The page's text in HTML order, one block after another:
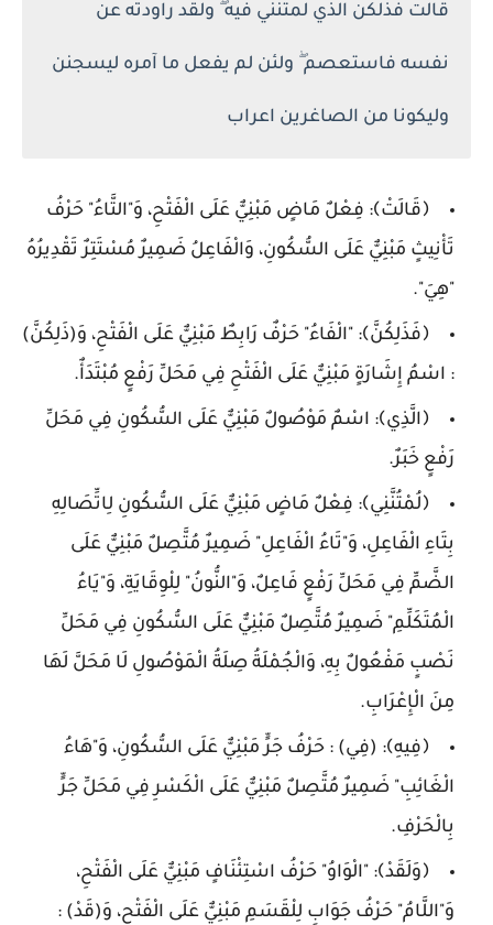
قالت فذٰلكن الذي لمتنني فيه ۖ ولقد راودته عن
نفسه فاستعصم ۖ ولئن لم يفعل ما آمره ليسجنن
وليكونا من الصاغرين اعراب
﴿قَالَتْ﴾: فِعْلٌ مَاضٍ مَبْنِيٌّ عَلَى الْفَتْحِ، وَ"التَّاءُ" حَرْفُ
تَأْنِيثٍ مَبْنِيٌّ عَلَى السُّكُونِ، وَالْفَاعِلُ ضَمِيرٌ مُسْتَتِرٌ تَقْدِيرُهُ
"هِيَ".
﴿فَذَلِكُنَّ﴾: "الْفَاءُ" حَرْفٌ رَابِطٌ مَبْنِيٌّ عَلَى الْفَتْحِ، وَ(ذَلِكُنَّ)
: اسْمُ إِشَارَةٍ مَبْنِيٌّ عَلَى الْفَتْحِ فِي مَحَلِّ رَفْعٍ مُبْتَدَأٌ.
﴿الَّذِي﴾: اسْمٌ مَوْصُولٌ مَبْنِيٌّ عَلَى السُّكُونِ فِي مَحَلِّ
رَفْعٍ خَبَرٌ.
﴿لُمْتُنَّنِي﴾: فِعْلٌ مَاضٍ مَبْنِيٌّ عَلَى السُّكُونِ لِاتِّصَالِهِ
بِتَاءِ الْفَاعِلِ، وَ"تَاءُ الْفَاعِلِ" ضَمِيرٌ مُتَّصِلٌ مَبْنِيٌّ عَلَى
الضَّمِّ فِي مَحَلِّ رَفْعٍ فَاعِلٌ، وَ"النُّونُ" لِلْوِقَايَةِ، وَ"يَاءُ
الْمُتَكَلِّمِ" ضَمِيرٌ مُتَّصِلٌ مَبْنِيٌّ عَلَى السُّكُونِ فِي مَحَلِّ
نَصْبٍ مَفْعُولٌ بِهِ، وَالْجُمْلَةُ صِلَةُ الْمَوْصُولِ لَا مَحَلَّ لَهَا
مِنَ الْإِعْرَابِ.
﴿فِيهِ﴾: (فِي) : حَرْفُ جَرٍّ مَبْنِيٌّ عَلَى السُّكُونِ، وَ"هَاءُ
الْغَائِبِ" ضَمِيرٌ مُتَّصِلٌ مَبْنِيٌّ عَلَى الْكَسْرِ فِي مَحَلِّ جَرٍّ
بِالْحَرْفِ.
﴿وَلَقَدْ﴾: "الْوَاوُ" حَرْفُ اسْتِئْنَافٍ مَبْنِيٌّ عَلَى الْفَتْحِ،
وَ"اللَّامُ" حَرْفُ جَوَابٍ لِلْقَسَمِ مَبْنِيٌّ عَلَى الْفَتْحِ، وَ(قَدْ) :